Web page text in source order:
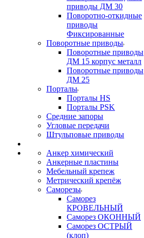
приводы ДМ 30
Поворотно-откидные
приводы
Фиксированные
Поворотные приводы
Поворотные приводы
ДМ 15 корпус металл
Поворотные приводы
ДМ 25
Порталы
Порталы HS
Порталы PSK
Средние запоры
Угловые передачи
Штульповые приводы
Анкер химический
Анкерные пластины
Мебельный крепеж
Метрический крепёж
Саморезы
Саморез
КРОВЕЛЬНЫЙ
Саморез ОКОННЫЙ
Саморез ОСТРЫЙ
(клоп)